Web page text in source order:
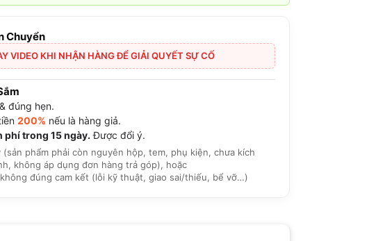
Chuyển
VIDEO KHI NHẬN HÀNG ĐỂ GIẢI QUYẾT SỰ CỐ
đúng hẹn.
200% nếu là hàng giả.
phí trong 15 ngày. Được đổi ý.
phẩm phải còn nguyên hộp, tem, phụ kiện, chưa kích
không áp dụng đơn hàng trả góp), hoặc
đúng cam kết (lỗi kỹ thuật, giao sai/thiếu, bể vỡ…)